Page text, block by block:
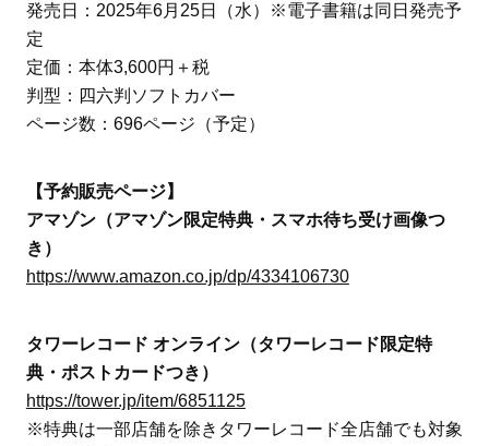
発売日：2025年6月25日（水）※電子書籍は同日発売予
定
定価：本体3,600円＋税
判型：四六判ソフトカバー
ページ数：696ページ（予定）
【予約販売ページ】
アマゾン（アマゾン限定特典・スマホ待ち受け画像つ
き）
https://www.amazon.co.jp/dp/4334106730
タワーレコード オンライン（タワーレコード限定特
典・ポストカードつき）
https://tower.jp/item/6851125
※特典は一部店舗を除きタワーレコード全店舗でも対象